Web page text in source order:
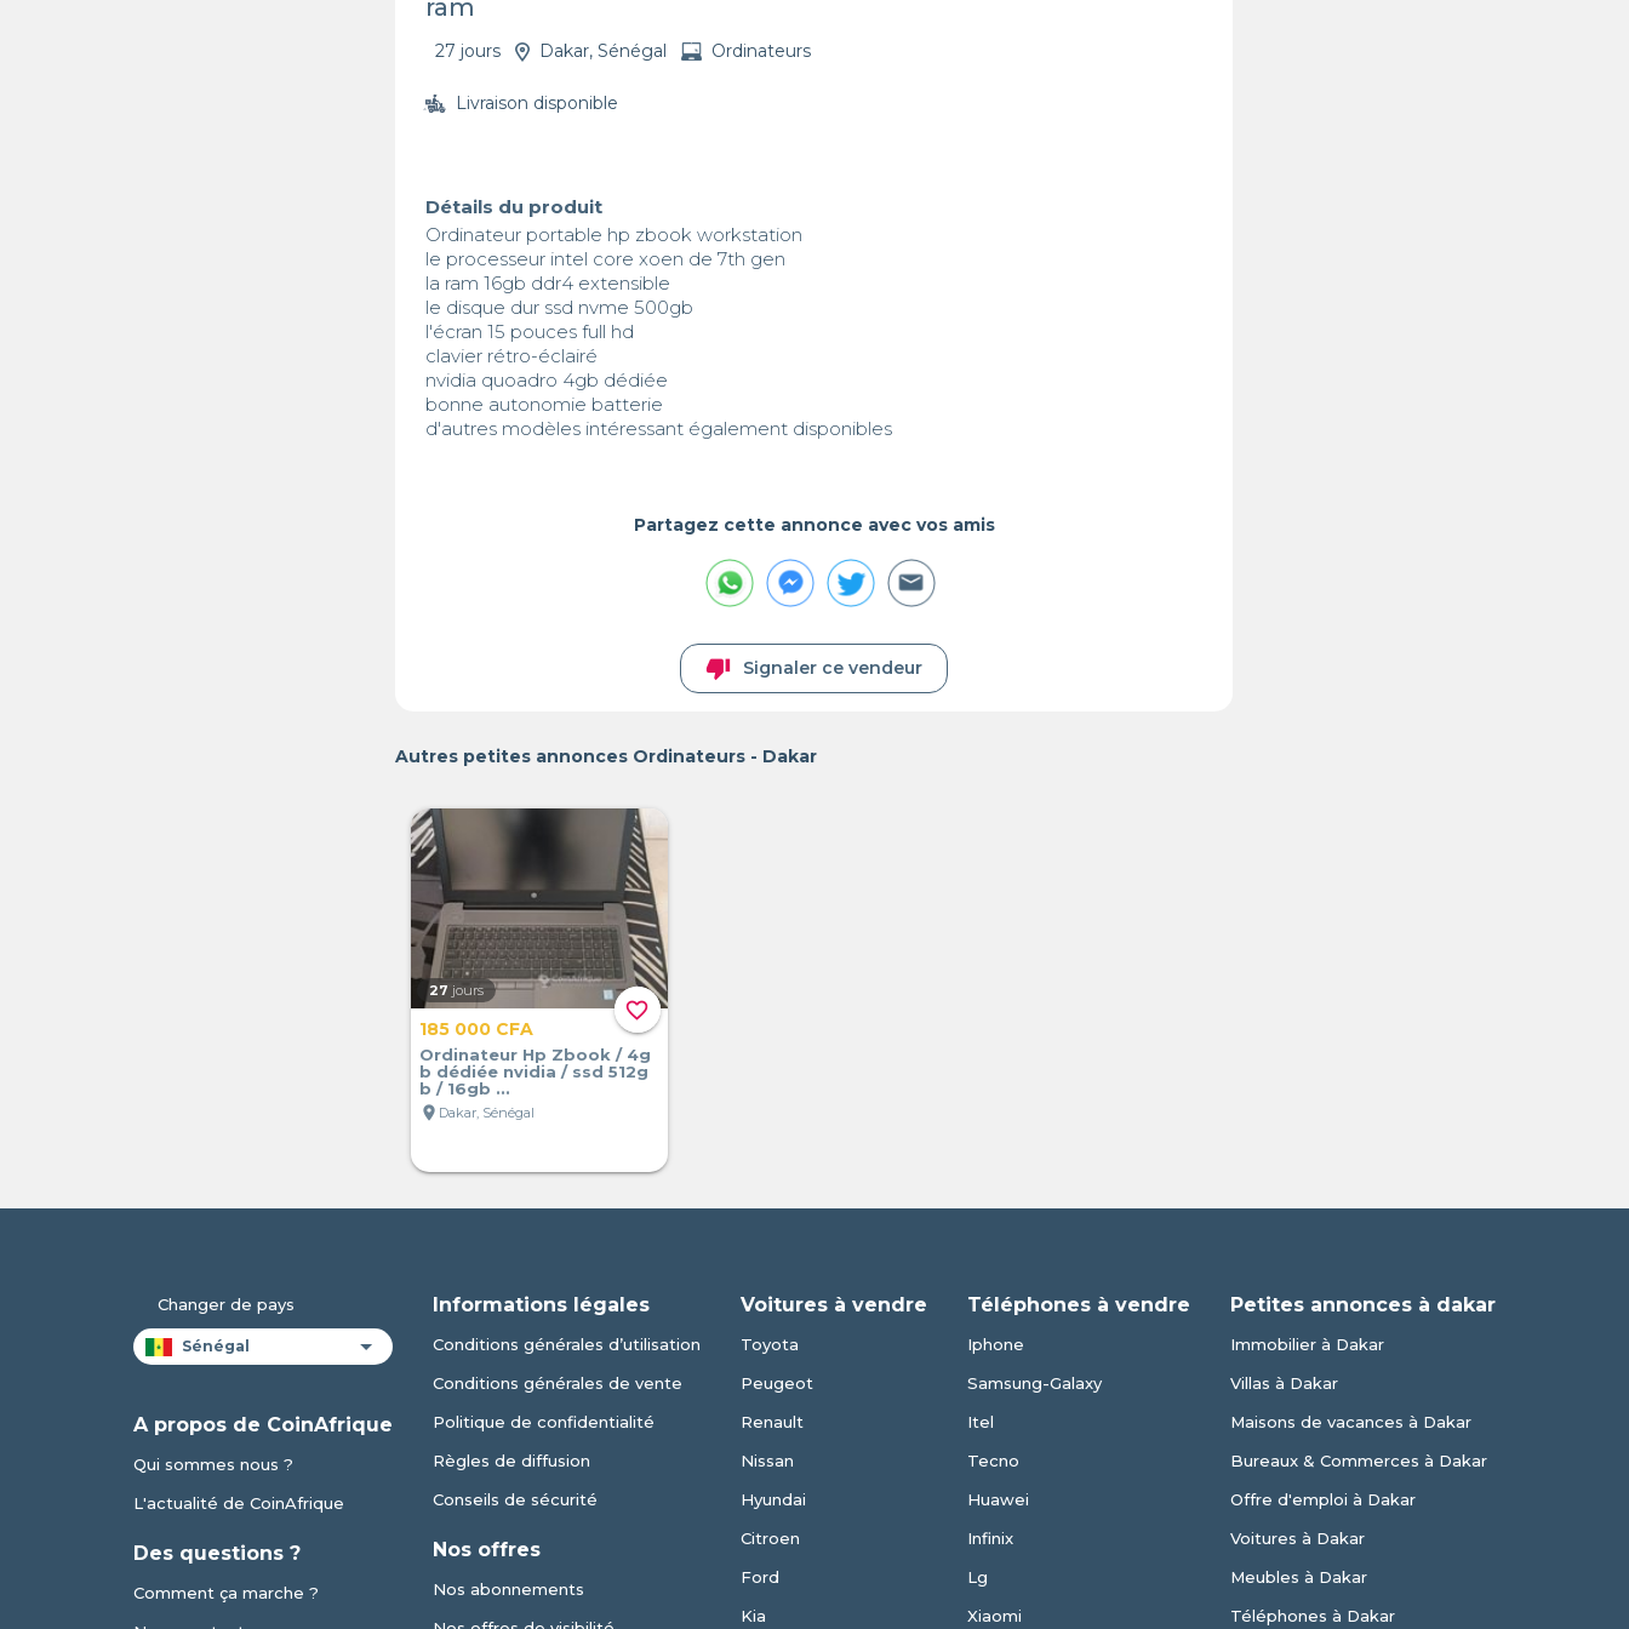
ram
27 jours Dakar, Sénégal Ordinateurs
Livraison disponible
Détails du produit
Ordinateur portable hp zbook workstation
le processeur intel core xoen de 7th gen
la ram 16gb ddr4 extensible
le disque dur ssd nvme 500gb
l'écran 15 pouces full hd
clavier rétro-éclairé
nvidia quoadro 4gb dédiée
bonne autonomie batterie
d'autres modèles intéressant également disponibles
Partagez cette annonce avec vos amis
thumb_down Signaler ce vendeur
Autres petites annonces Ordinateurs - Dakar
favorite_border
27 jours
185 000 CFA
Ordinateur Hp Zbook / 4g
b dédiée nvidia / ssd 512g
b / 16gb ...
location_on Dakar, Sénégal
Changer de pays
A propos de CoinAfrique
Qui sommes nous ?
L'actualité de CoinAfrique
Des questions ?
Comment ça marche ?
Informations légales
Conditions générales d’utilisation
Conditions générales de vente
Politique de confidentialité
Règles de diffusion
Conseils de sécurité
Nos offres
Nos abonnements
Voitures à vendre
Toyota
Peugeot
Renault
Nissan
Hyundai
Citroen
Ford
Kia
Téléphones à vendre
Iphone
Samsung-Galaxy
Itel
Tecno
Huawei
Infinix
Lg
Xiaomi
Petites annonces à dakar
Immobilier à Dakar
Villas à Dakar
Maisons de vacances à Dakar
Bureaux & Commerces à Dakar
Offre d'emploi à Dakar
Voitures à Dakar
Meubles à Dakar
Téléphones à Dakar